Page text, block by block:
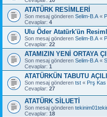
ATATÜRK RESİMLERİ
Son mesaj gönderen Selim-B.A «
Cevaplar: 4
Ulu Öder Atatürk'ün
Son mesaj gönderen Selim-B.A «
Cevaplar: 22
ATAMIZIN YENİ ORTAYA
Son mesaj gönderen Selim-B.A «
Cevaplar: 1
ATATÜRKÜN TABUTU
Son mesaj gönderen tst « Prş
Cevaplar: 27
ATATÜRK SİLUETİ
Son mesaj gönderen
Cevaplar: 18